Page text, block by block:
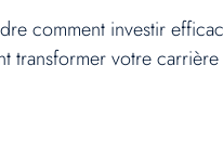
comment investir
transformer votre